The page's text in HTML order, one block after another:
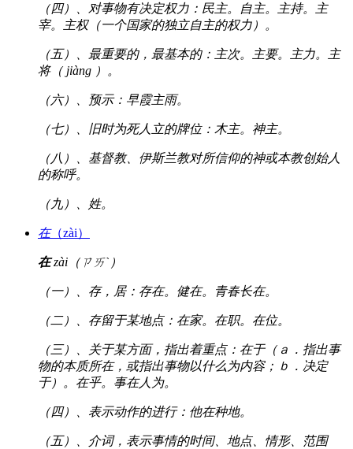
（四）、对事物有决定权力：民主。自主。主持。主
宰。主权（一个国家的独立自主的权力）。
（五）、最重要的，最基本的：主次。主要。主力。主
将（ jiàng ）。
（六）、预示：早霞主雨。
（七）、旧时为死人立的牌位：木主。神主。
（八）、基督教、伊斯兰教对所信仰的神或本教创始人
的称呼。
（九）、姓。
在（zài）
在zài（ㄗㄞˋ）
（一）、存，居：存在。健在。青春长在。
（二）、存留于某地点：在家。在职。在位。
（三）、关于某方面，指出着重点：在于（ａ．指出事
物的本质所在，或指出事物以什么为内容；ｂ．决定
于）。在乎。事在人为。
（四）、表示动作的进行：他在种地。
（五）、介词，表示事情的时间、地点、情形、范围